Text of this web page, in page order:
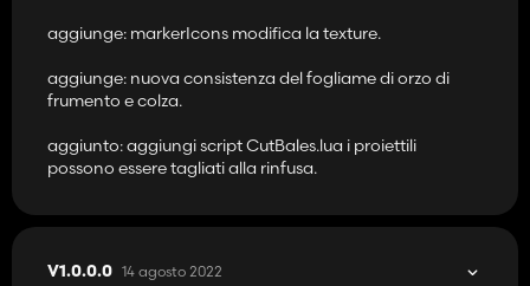
aggiunge: markerIcons modifica la texture.
aggiunge: nuova consistenza del fogliame di orzo di
frumento e colza.
aggiunto: aggiungi script CutBales.lua i proiettili
possono essere tagliati alla rinfusa.
V1.0.0.0 14 agosto 2022